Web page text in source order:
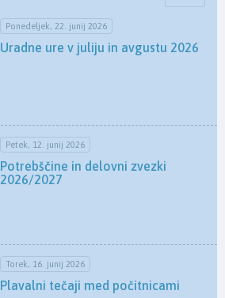
Ponedeljek, 22. junij 2026
Uradne ure v juliju in avgustu 2026
Petek, 12. junij 2026
Potrebščine in delovni zvezki
2026/2027
Torek, 16. junij 2026
Plavalni tečaji med počitnicami